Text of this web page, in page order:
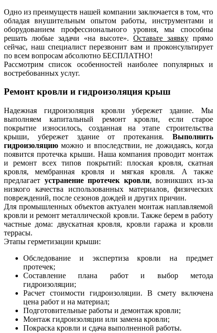
Одно из преимуществ нашей компании заключается в том, что
обладая внушительным опытом работы, инструментами и
оборудованием профессионального уровня, мы способны
решать любые задачи «на высоте». Оставьте заявку прямо
сейчас, наш специалист перезвонит вам и проконсультирует
по всем вопросам абсолютно БЕСПЛАТНО!
Рассмотрим список особенностей наиболее популярных и
востребованных услуг.
Ремонт кровли и гидроизоляция крыш
Надежная гидроизоляция кровли убережет здание. Мы
выполняем капитальный ремонт кровли, если старое
покрытие износилось, созданная на этапе строительства
крыши, убережет здание от протекания. Выполнить
гидроизоляцию можно и впоследствии, не дожидаясь, когда
появится протечка крыши. Наша компания проводит монтаж
и ремонт всех типов покрытий: плоская кровля, скатная
кровля, мембранная кровля и мягкая кровля. А также
предлагает устранение протечек кровли, возникших из-за
низкого качества использованных материалов, физических
повреждений, после сезонов дождей и других причин.
Для промышленных объектов актуален монтаж наплавляемой
кровли и ремонт металлической кровли. Также берем в работу
частные дома: двускатная кровля, кровли гаража и кровли
террасы.
Этапы герметизации крыши:
Обследование и экспертиза кровли на предмет
протечек;
Составление плана работ и выбор метода
гидроизоляции;
Расчет стоимости гидроизоляции. В смету включена
цена работ и на материал;
Подготовительные работы и демонтаж кровли;
Монтаж гидроизоляции или замена кровли;
Покраска кровли и сдача выполненной работы.